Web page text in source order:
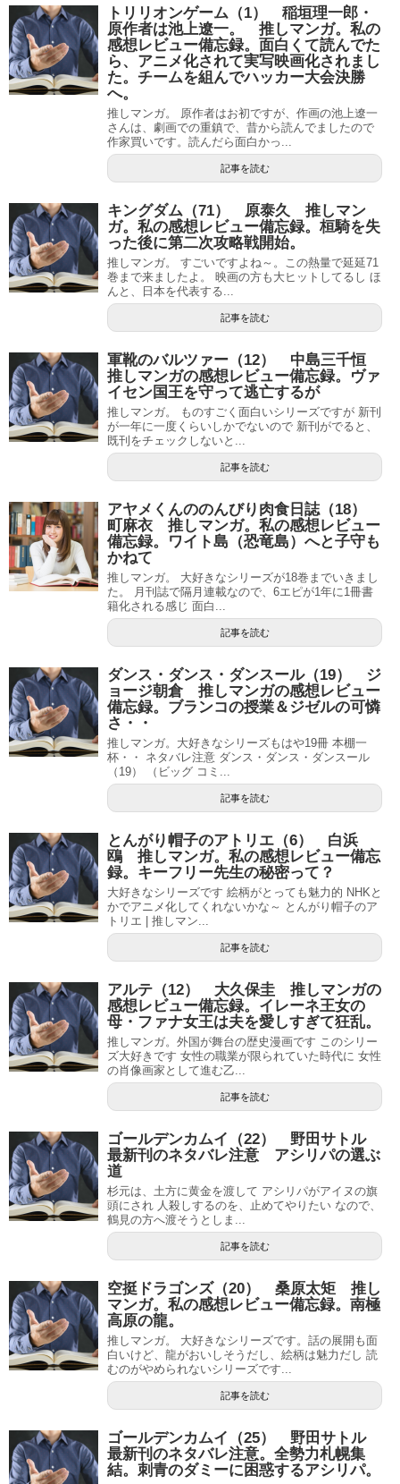
トリリオンゲーム（1） 稲垣理一郎・
原作者は池上遼一。 推しマンガ。私の
感想レビュー備忘録。面白くて読んでた
ら、アニメ化されて実写映画化されまし
た。チームを組んでハッカー大会決勝
へ。
推しマンガ。 原作者はお初ですが、作画の池上遼一
さんは、劇画での重鎮で、昔から読んでましたので
作家買いです。読んだら面白かっ...
記事を読む
キングダム（71） 原泰久 推しマン
ガ。私の感想レビュー備忘録。桓騎を失
った後に第二次攻略戦開始。
推しマンガ。 すごいですよね～。この熱量で延延71
巻まで来ましたよ。 映画の方も大ヒットしてるし ほ
んと、日本を代表する...
記事を読む
軍靴のバルツァー（12） 中島三千恒
推しマンガの感想レビュー備忘録。ヴァ
イセン国王を守って逃亡するが
推しマンガ。 ものすごく面白いシリーズですが 新刊
が一年に一度くらいしかでないので 新刊がでると、
既刊をチェックしないと...
記事を読む
アヤメくんののんびり肉食日誌（18）
町麻衣 推しマンガ。私の感想レビュー
備忘録。ワイト島（恐竜島）へと子守も
かねて
推しマンガ。 大好きなシリーズが18巻までいきまし
た。 月刊誌で隔月連載なので、6エピが1年に1冊書
籍化される感じ 面白...
記事を読む
ダンス・ダンス・ダンスール（19） ジ
ョージ朝倉 推しマンガの感想レビュー
備忘録。ブランコの授業＆ジゼルの可憐
さ・・
推しマンガ。大好きなシリーズもはや19冊 本棚一
杯・・ ネタバレ注意 ダンス・ダンス・ダンスール
（19） （ビッグ コミ...
記事を読む
とんがり帽子のアトリエ（6） 白浜
鴎 推しマンガ。私の感想レビュー備忘
録。キーフリー先生の秘密って？
大好きなシリーズです 絵柄がとっても魅力的 NHKと
かでアニメ化してくれないかな～ とんがり帽子のア
トリエ | 推しマン...
記事を読む
アルテ（12） 大久保圭 推しマンガの
感想レビュー備忘録。イレーネ王女の
母・ファナ女王は夫を愛しすぎて狂乱。
推しマンガ。外国が舞台の歴史漫画です このシリー
ズ大好きです 女性の職業が限られていた時代に 女性
の肖像画家として進む乙...
記事を読む
ゴールデンカムイ（22） 野田サトル
最新刊のネタバレ注意 アシリパの選ぶ
道
杉元は、土方に黄金を渡して アシリパがアイヌの旗
頭にされ 人殺しするのを、止めてやりたい なので、
鶴見の方へ渡そうとしま...
記事を読む
空挺ドラゴンズ（20） 桑原太矩 推し
マンガ。私の感想レビュー備忘録。南極
高原の龍。
推しマンガ。 大好きなシリーズです。話の展開も面
白いけど、龍がおいしそうだし、絵柄は魅力だし 読
むのがやめられないシリーズです...
記事を読む
ゴールデンカムイ（25） 野田サトル
最新刊のネタバレ注意。全勢力札幌集
結。刺青のダミーに困惑するアシリパ。